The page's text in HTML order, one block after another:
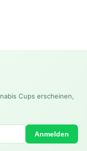
Cups erscheinen,
Anmelden